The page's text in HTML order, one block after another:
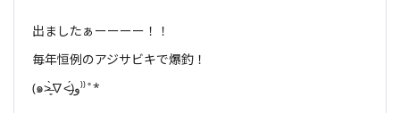
出ましたぁーーーー！！
毎年恒例のアジサビキで爆釣！
(๑˃̶͈̀∇˂̶͈́)و⁾⁾˚*